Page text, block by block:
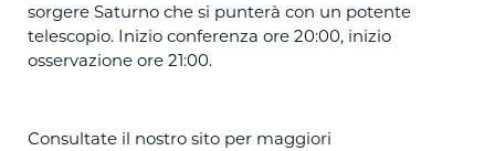
sorgere Saturno che si punterà con un potente
telescopio. Inizio conferenza ore 20:00, inizio
osservazione ore 21:00.
Consultate il nostro sito per maggiori